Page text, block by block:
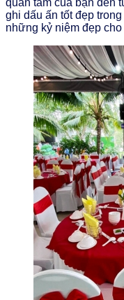
quan tâm của bạn đến
ghi dấu ấn tốt đẹp
những kỷ niệm đẹp